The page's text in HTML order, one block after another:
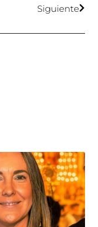
Siguiente